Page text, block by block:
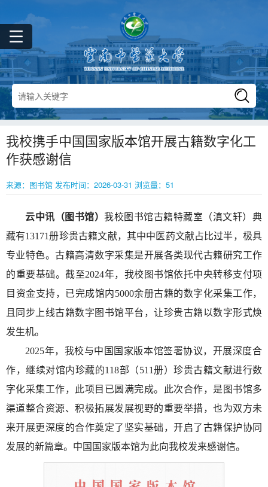
我校携手中国国家版本馆开展古籍数字化工
作获感谢信
来源：图书馆 发布时间：2026-03-31 浏览量： 51
云中讯（图书馆）我校图书馆古籍特藏室（滇文轩）典
藏有13171册珍贵古籍文献，其中中医药文献占比过半，极具
专业特色。古籍高清数字采集是开展各类现代古籍研究工作
的重要基础。截至2024年，我校图书馆依托中央转移支付项
目资金支持，已完成馆内5000余册古籍的数字化采集工作，
且同步上线古籍数字图书馆平台，让珍贵古籍以数字形式焕
发生机。
2025年，我校与中国国家版本馆签署协议，开展深度合
作，继续对馆内珍藏的118部（511册）珍贵古籍文献进行数
字化采集工作，此项目已圆满完成。此次合作，是图书馆多
渠道整合资源、积极拓展发展视野的重要举措，也为双方未
来开展更深度的合作奠定了坚实基础，开启了古籍保护协同
发展的新篇章。中国国家版本馆为此向我校发来感谢信。